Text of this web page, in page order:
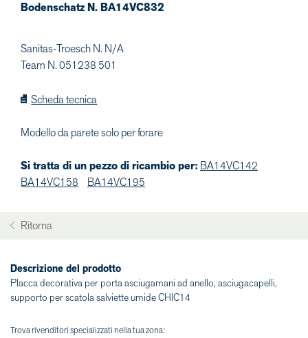
Bodenschatz N. BA14VC832
Sanitas-Troesch N. N/A
Team N. 051238 501
Scheda tecnica
Modello da parete solo per forare
Si tratta di un pezzo di ricambio per: BA14VC142
BA14VC158
BA14VC195
Ritorna
Descrizione del prodotto
Placca decorativa per porta asciugamani ad anello, asciugacapelli,
supporto per scatola salviette umide CHIC14
Trova rivenditori specializzati nella tua zona: